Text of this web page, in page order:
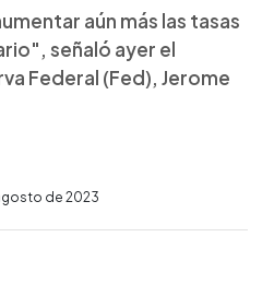
aún más las tasas
señaló ayer el
Federal (Fed), Jerome
de 2023